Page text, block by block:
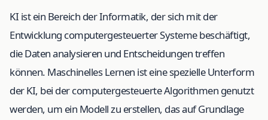
KI ist ein Bereich der Informatik, der sich mit der
Entwicklung computergesteuerter Systeme beschäftigt,
die Daten analysieren und Entscheidungen treffen
können. Maschinelles Lernen ist eine spezielle Unterform
der KI, bei der computergesteuerte Algorithmen genutzt
werden, um ein Modell zu erstellen, das auf Grundlage